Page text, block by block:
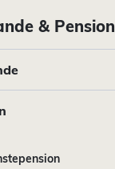
& Pension